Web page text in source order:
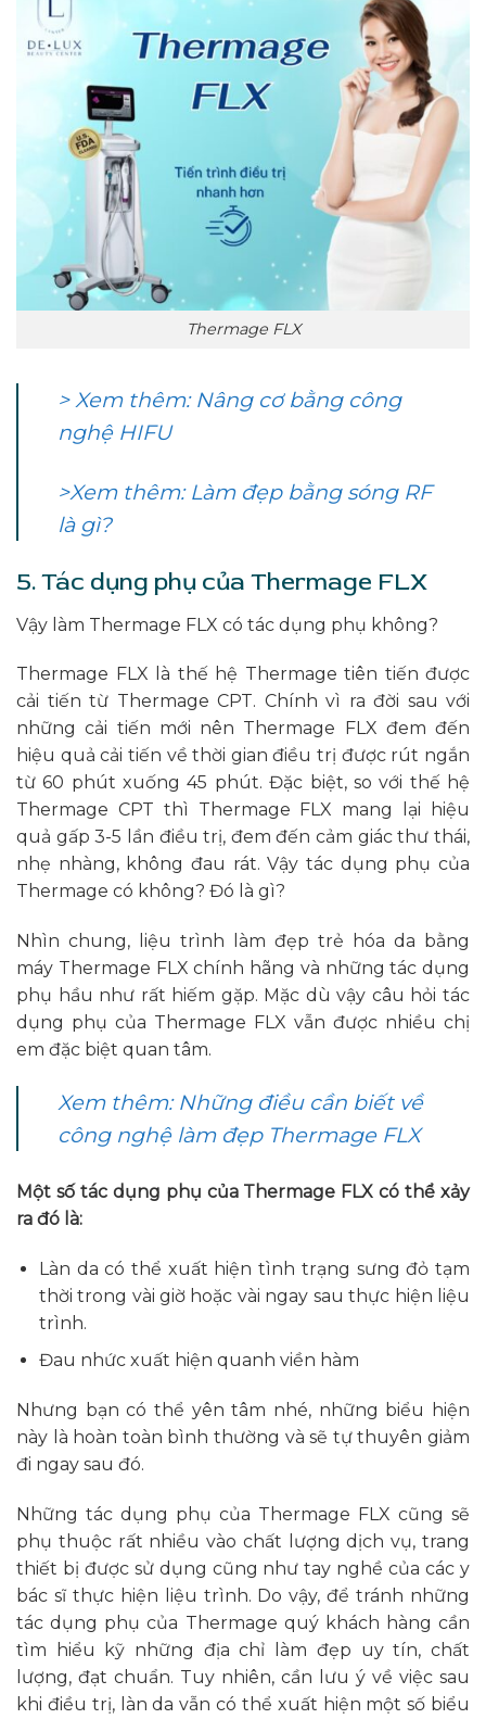
Thermage FLX
> Xem thêm: Nâng cơ bằng công
nghệ HIFU
>Xem thêm: Làm đẹp bằng sóng RF
là gì?
5. Tác dụng phụ của Thermage FLX
Vậy làm Thermage FLX có tác dụng phụ không?
Thermage FLX là thế hệ Thermage tiên tiến được
cải tiến từ Thermage CPT. Chính vì ra đời sau với
những cải tiến mới nên Thermage FLX đem đến
hiệu quả cải tiến về thời gian điều trị được rút ngắn
từ 60 phút xuống 45 phút. Đặc biệt, so với thế hệ
Thermage CPT thì Thermage FLX mang lại hiệu
quả gấp 3-5 lần điều trị, đem đến cảm giác thư thái,
nhẹ nhàng, không đau rát. Vậy tác dụng phụ của
Thermage có không? Đó là gì?
Nhìn chung, liệu trình làm đẹp trẻ hóa da bằng
máy Thermage FLX chính hãng và những tác dụng
phụ hầu như rất hiếm gặp. Mặc dù vậy câu hỏi tác
dụng phụ của Thermage FLX vẫn được nhiều chị
em đặc biệt quan tâm.
Xem thêm: Những điều cần biết về
công nghệ làm đẹp Thermage FLX
Một số tác dụng phụ của Thermage FLX có thể xảy
ra đó là:
Làn da có thể xuất hiện tình trạng sưng đỏ tạm
thời trong vài giờ hoặc vài ngay sau thực hiện liệu
trình.
Đau nhức xuất hiện quanh viền hàm
Nhưng bạn có thể yên tâm nhé, những biểu hiện
này là hoàn toàn bình thường và sẽ tự thuyên giảm
đi ngay sau đó.
Những tác dụng phụ của Thermage FLX cũng sẽ
phụ thuộc rất nhiều vào chất lượng dịch vụ, trang
thiết bị được sử dụng cũng như tay nghề của các y
bác sĩ thực hiện liệu trình. Do vậy, để tránh những
tác dụng phụ của Thermage quý khách hàng cần
tìm hiểu kỹ những địa chỉ làm đẹp uy tín, chất
lượng, đạt chuẩn. Tuy nhiên, cần lưu ý về việc sau
khi điều trị, làn da vẫn có thể xuất hiện một số biểu